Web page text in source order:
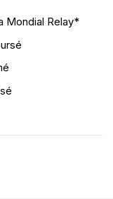
Mondial Relay*